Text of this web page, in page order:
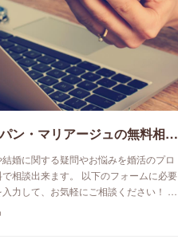
ショパン・マリアージュの無料相談予約申込み
婚に関する疑問やお悩みを婚活のプロ
で相談出来ます。 以下のフォームに必要
力して、お気軽にご相談ください！ …